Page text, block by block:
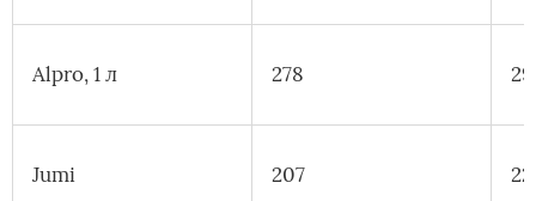
Alpro, 1 л 278
Jumi 207